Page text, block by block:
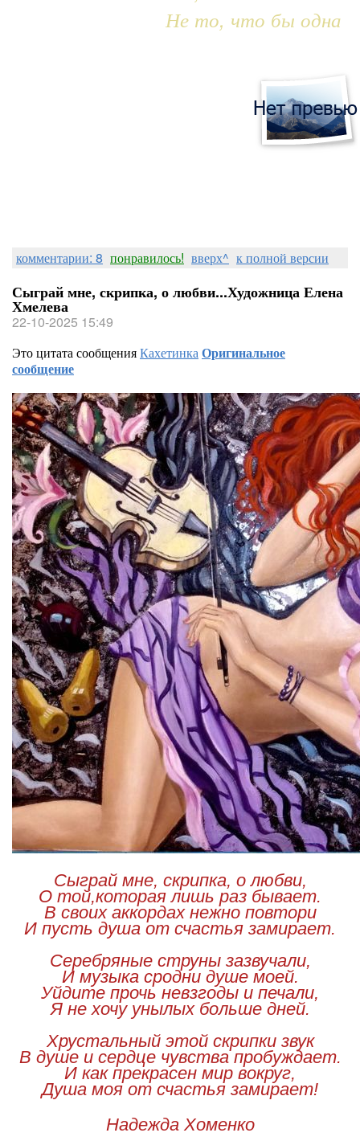
Не то, что бы одна
комментарии: 8 понравилось! вверх^ к полной версии
Сыграй мне, скрипка, о любви...Художница Елена
Хмелева
22-10-2025 15:49
Это цитата сообщенияКахетинкаОригинальное
сообщение
Сыграй мне, скрипка, о любви,
О той,которая лишь раз бывает.
В своих аккордах нежно повтори
И пусть душа от счастья замирает.
Серебряные струны зазвучали,
И музыка сродни душе моей.
Уйдите прочь невзгоды и печали,
Я не хочу унылых больше дней.
Хрустальный этой скрипки звук
В душе и сердце чувства пробуждает.
И как прекрасен мир вокруг,
Душа моя от счастья замирает!
Надежда Хоменко